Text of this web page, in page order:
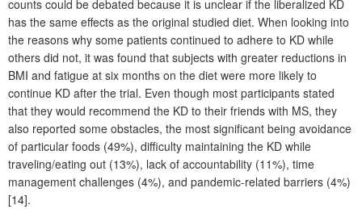
counts could be debated because it is unclear if the liberalized KD
has the same effects as the original studied diet. When looking into
the reasons why some patients continued to adhere to KD while
others did not, it was found that subjects with greater reductions in
BMI and fatigue at six months on the diet were more likely to
continue KD after the trial. Even though most participants stated
that they would recommend the KD to their friends with MS, they
also reported some obstacles, the most significant being avoidance
of particular foods (49%), difficulty maintaining the KD while
traveling/eating out (13%), lack of accountability (11%), time
management challenges (4%), and pandemic-related barriers (4%)
[14].